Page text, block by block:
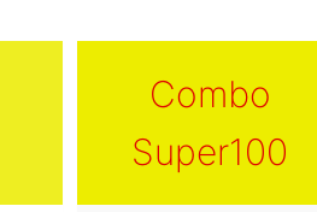
Combo
Super100